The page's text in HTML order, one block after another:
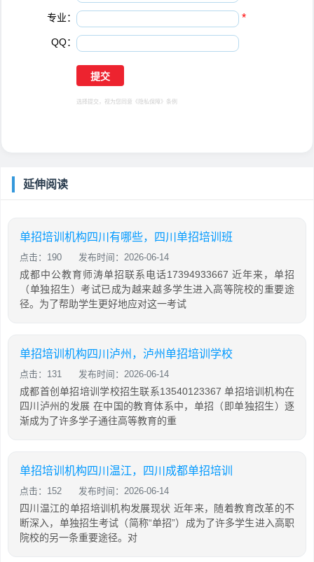
专业： *
QQ：
选择提交，视为您同意 《隐私保障》 条例
延伸阅读
单招培训机构四川有哪些，四川单招培训班
点击：190 发布时间：2026-06-14
成都中公教育师涛单招联系电话17394933667 近年来，单招
（单独招生）考试已成为越来越多学生进入高等院校的重要途
径。为了帮助学生更好地应对这一考试
单招培训机构四川泸州，泸州单招培训学校
点击：131 发布时间：2026-06-14
成都首创单招培训学校招生联系13540123367 单招培训机构在
四川泸州的发展 在中国的教育体系中，单招（即单独招生）逐
渐成为了许多学子通往高等教育的重
单招培训机构四川温江，四川成都单招培训
点击：152 发布时间：2026-06-14
四川温江的单招培训机构发展现状 近年来，随着教育改革的不
断深入，单独招生考试（简称“单招”）成为了许多学生进入高职
院校的另一条重要途径。对